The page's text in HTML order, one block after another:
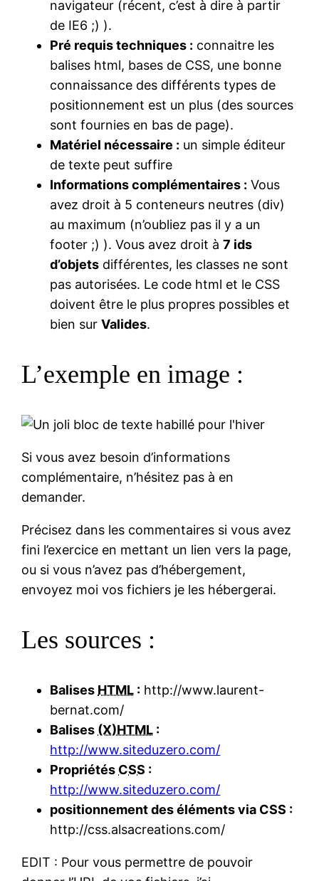
navigateur (récent, c’est à dire à partir
de IE6 ;) ).
Pré requis techniques : connaitre les
balises html, bases de CSS, une bonne
connaissance des différents types de
positionnement est un plus (des sources
sont fournies en bas de page).
Matériel nécessaire : un simple éditeur
de texte peut suffire
Informations complémentaires : Vous
avez droit à 5 conteneurs neutres (div)
au maximum (n’oubliez pas il y a un
footer ;) ). Vous avez droit à7 ids
d’objets différentes, les classes ne sont
pas autorisées. Le code html et le CSS
doivent être le plus propres possibles et
bien surValides.
L’exemple en image :
Si vous avez besoin d’informations
complémentaire, n’hésitez pas à en
demander.
Précisez dans les commentaires si vous avez
fini l’exercice en mettant un lien vers la page,
ou si vous n’avez pas d’hébergement,
envoyez moi vos fichiers je les hébergerai.
Les sources :
Balises HTML : http://www.laurent-
bernat.com/
Balises (X)HTML :
http://www.siteduzero.com/
Propriétés CSS :
http://www.siteduzero.com/
positionnement des éléments via CSS :
http://css.alsacreations.com/
EDIT : Pour vous permettre de pouvoir